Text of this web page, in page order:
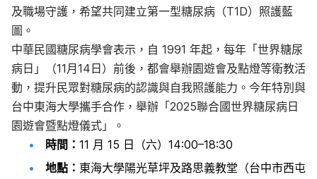
及職場守護，希望共同建立第一型糖尿病（T1D）照護藍
圖。
中華民國糖尿病學會表示，自 1991 年起，每年「世界糖尿
病日」（11月14日）前後，都會舉辦園遊會及點燈等衛教活
動，提升民眾對糖尿病的認識與自我照護能力。今年特別與
台中東海大學攜手合作，舉辦「2025聯合國世界糖尿病日
園遊會暨點燈儀式」。
時間： 11 月 15 日 （六） 14:00–18:30
地點： 東海大學陽光草坪及路思義教堂（台中市西屯